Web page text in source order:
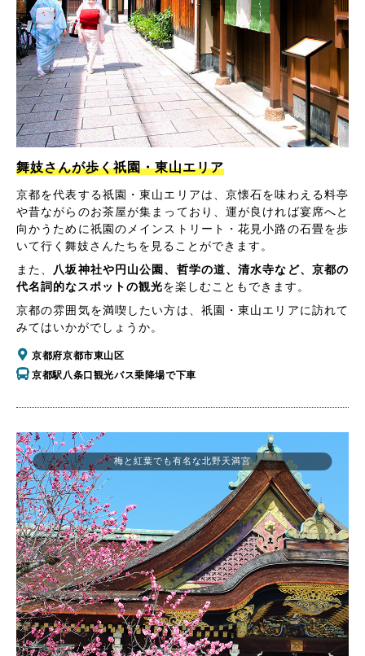
舞妓さんが歩く祇園・東山エリア
京都を代表する祇園・東山エリアは、京懐石を味わえる料亭
や昔ながらのお茶屋が集まっており、運が良ければ宴席へと
向かうために祇園のメインストリート・花見小路の石畳を歩
いて行く舞妓さんたちを見ることができます。
また、
八坂神社や円山公園、哲学の道、清水寺など、京都の
代名詞的なスポットの観光を楽しむこともできます。
京都の雰囲気を満喫したい方は、祇園・東山エリアに訪れて
みてはいかがでしょうか。
京都府京都市東山区
京都駅八条口観光バス乗降場で下車
梅と紅葉でも有名な北野天満宮